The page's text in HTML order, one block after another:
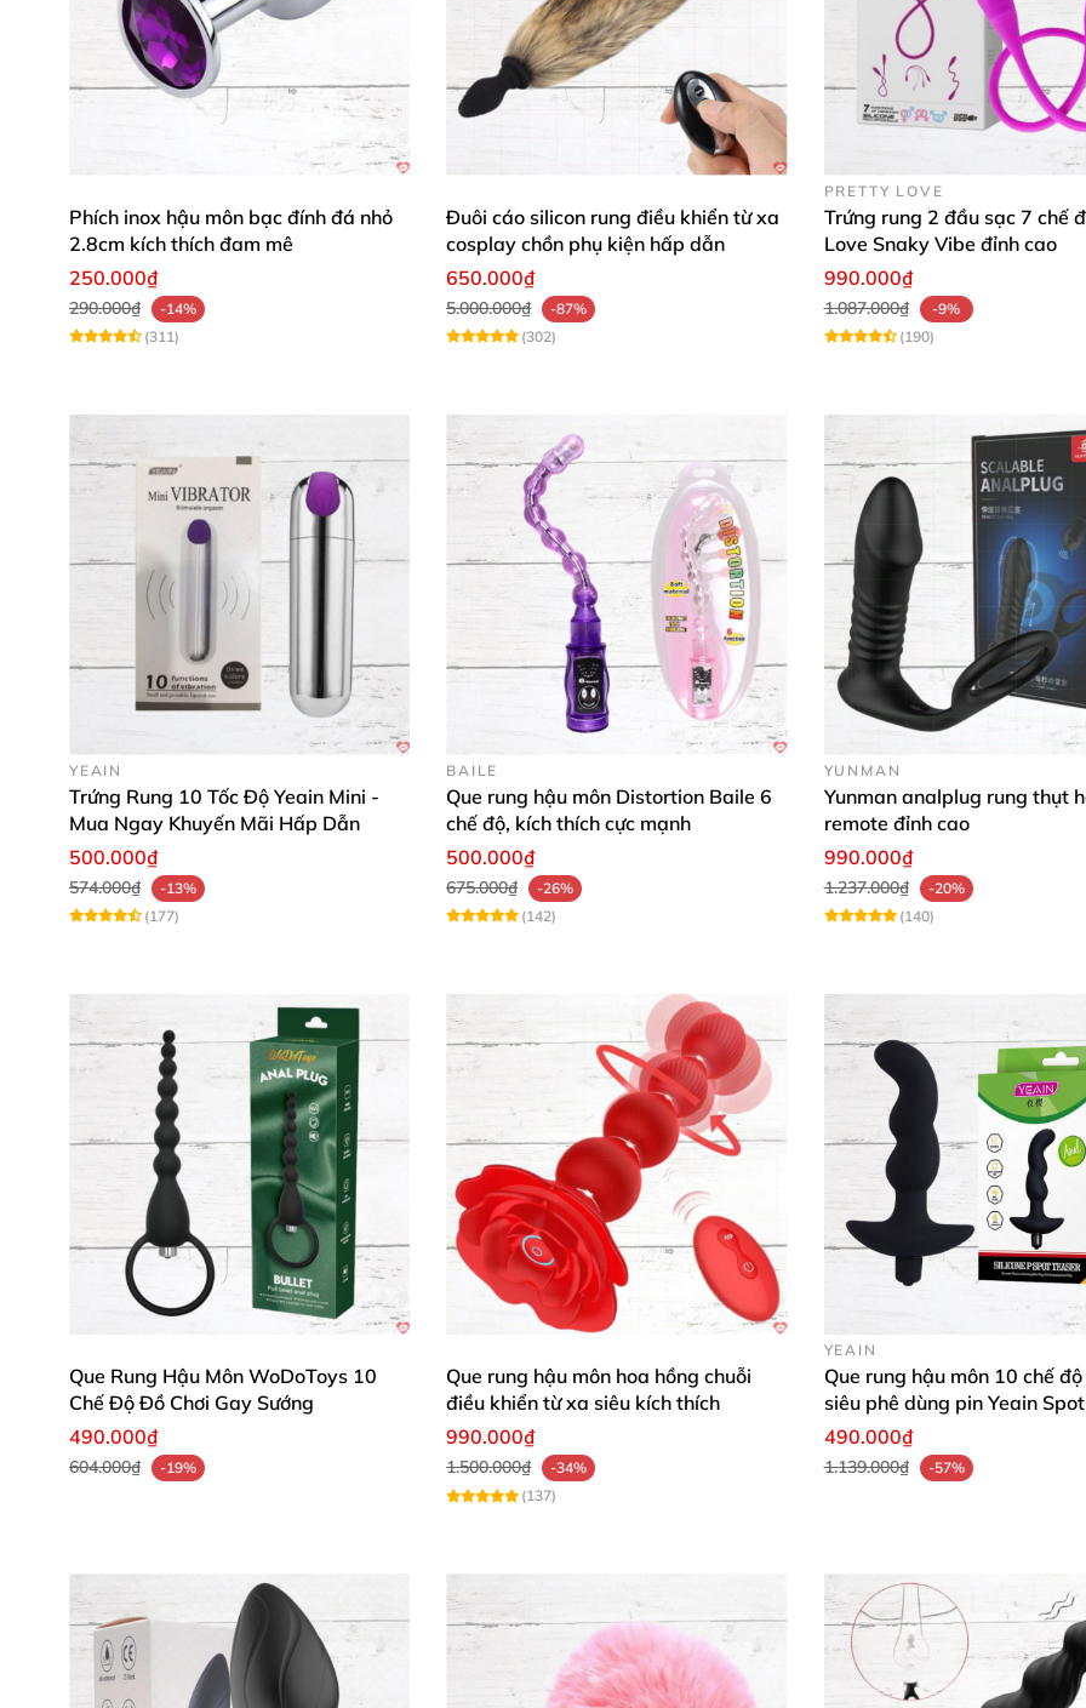
Hướng dẫn sử dụng đơn giản và hiệu quả ✔️
Chỉ cần nhấn và giữ nút nguồn khoảng 3-5 giây để bật hoặc tắt. Nhấn một lần để chuyển đổi giữa
để khai thác mọi tính năng thông minh, bao gồm cả kết nối qua video call cho các cặp đôi muốn trải
tăng độ kích thích và dễ chịu, bạn nên sử dụng cùng gel bôi trơn.
"Magic Bunny thật sự vượt ngoài mong đợi! Vừa dễ dùng vừa đa dạng chế độ rung, giúp tôi thư
giác mềm mại khiến tôi mê mẩn." – Nguyễn Minh Tâm
"Chất liệu silicone rất mềm và an toàn, kết nối app cực tiện. Tôi và bạn trai đã có những giây phút
Hồng Nhung
"Cảm giác rung mạnh mẽ nhưng vẫn rất thoải mái, thiết kế thông minh rất phù hợp cho người
Thỏa mãn mọi nhu cầu và bay bổng cùng cảm giác khoái lạc tột đỉnh với trứng rung hậu môn đuôi
sản phẩm giúp bạn mở ra thế giới xúc cảm mới, cải thiện chất lượng đời sống tình dục và tăng sự gắn
Nhanh tay đặt mua ngay hôm nay tại Chúng tôi để trải nghiệm siêu phẩm sextoy kiểu dáng cosplay
Đảm bảo bạn sẽ hài lòng tuyệt đối! 🎉🔥
Phích inox hậu môn bạc đính đá nhỏ
2.8cm kích thích đam mê
250.000₫
290.000₫
-14%
(311)
Đuôi cáo silicon rung điều khiển từ xa
cosplay chồn phụ kiện hấp dẫn
650.000₫
5.000.000₫
-87%
(302)
PRETTY LOVE
Trứng rung 2 đầu sạc 7 chế
Love Snaky Vibe đỉnh cao
990.000₫
1.087.000₫
-9%
(190)
YEAIN
Trứng Rung 10 Tốc Độ Yeain Mini -
Mua Ngay Khuyến Mãi Hấp Dẫn
500.000₫
574.000₫
-13%
(177)
BAILE
Que rung hậu môn Distortion Baile 6
chế độ, kích thích cực mạnh
500.000₫
675.000₫
-26%
(142)
YUNMAN
Yunman analplug rung thụt
remote đỉnh cao
990.000₫
1.237.000₫
-20%
(140)
Que Rung Hậu Môn WoDoToys 10
Chế Độ Đồ Chơi Gay Sướng
490.000₫
604.000₫ -19%
Que rung hậu môn hoa hồng chuỗi
điều khiển từ xa siêu kích thích
990.000₫
1.500.000₫
-34%
(137)
YEAIN
Que rung hậu môn 10 chế
siêu phê dùng pin Yeain Spot
490.000₫
1.139.000₫ -57%